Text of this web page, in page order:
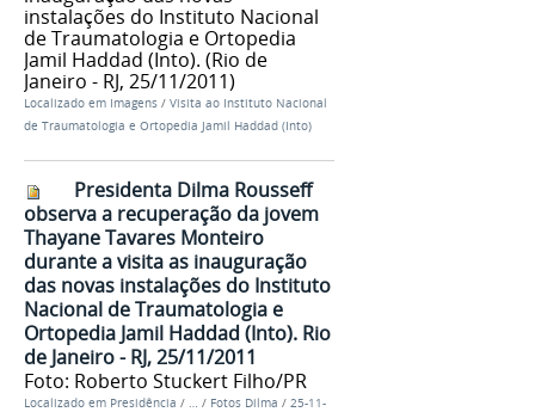
instalações do Instituto Nacional
de Traumatologia e Ortopedia
Jamil Haddad (Into). (Rio de
Janeiro - RJ, 25/11/2011)
Localizado em Imagens / Visita ao Instituto Nacional
de Traumatologia e Ortopedia Jamil Haddad (Into)
Presidenta Dilma Rousseff
observa a recuperação da jovem
Thayane Tavares Monteiro
durante a visita as inauguração
das novas instalações do Instituto
Nacional de Traumatologia e
Ortopedia Jamil Haddad (Into). Rio
de Janeiro - RJ, 25/11/2011
Foto: Roberto Stuckert Filho/PR
Localizado em Presidência / … / Fotos Dilma / 25-11-